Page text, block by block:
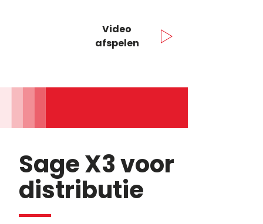
Video
afspelen
Sage X3 voor
distributie